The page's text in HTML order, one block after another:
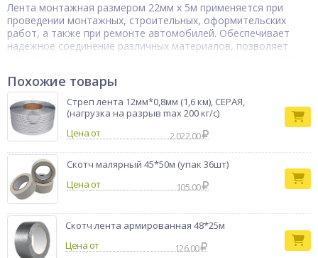
Лента монтажная размером 22мм x 5м применяется при
проведении монтажных, строительных, оформительских
работ, а также при ремонте автомобилей. Обеспечивает
надежное соединение различных материалов, позволяет
Похожие товары
Стреп лента 12мм*0,8мм (1,6 км), СЕРАЯ,
(нагрузка на разрыв max 200 кг/с)
Цена от
2 022.00
Скотч малярный 45*50м (упак 36шт)
Цена от
105.00
Скотч лента армированная 48*25м
Цена от
126.00